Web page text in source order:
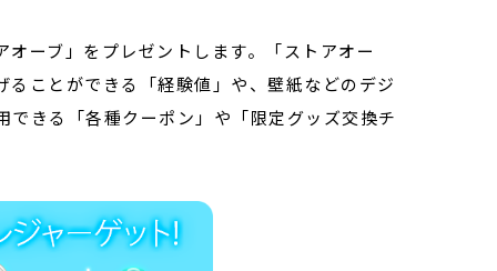
ーブ」をプレゼントします。「ストアオー
ことができる「経験値」や、壁紙などのデジ
きる「各種クーポン」や「限定グッズ交換チ